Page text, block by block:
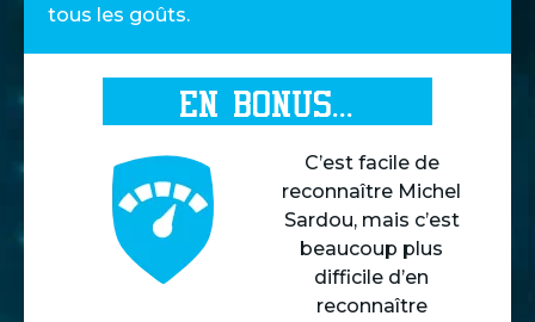
tous les goûts.
EN BONUS...
C’est facile de
reconnaître Michel
Sardou, mais c’est
beaucoup plus
difficile d’en
reconnaître